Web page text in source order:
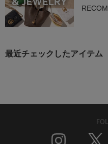
最近チェックしたアイテム